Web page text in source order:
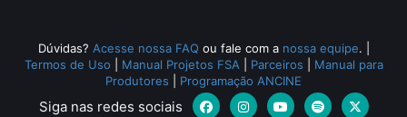
Dúvidas? Acesse nossa FAQ ou fale com a nossa equipe.
Termos de Uso
Manual Projetos FSA Parceiros
Manual para
Produtores
Programação ANCINE
Siga nas redes sociais